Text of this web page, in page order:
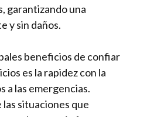
garantizando una
y sin daños.
beneficios de confiar
es la rapidez con la
a las emergencias.
situaciones que